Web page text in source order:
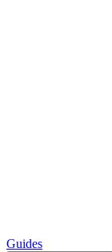
Guides